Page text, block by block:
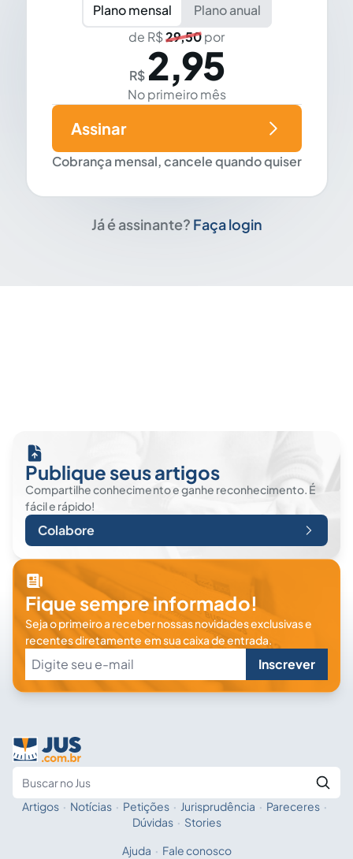
Plano mensal
Plano anual
de R$29,50por
R$ 2,95
No primeiro mês
Cobrança mensal, cancele quando quiser
Assinar
Já é assinante? Faça login
Publique seus artigos
Compartilhe conhecimento e ganhe reconhecimento. É
fácil e rápido!
Colabore
Fique sempre informado!
Seja o primeiro a receber nossas novidades exclusivas e
recentes diretamente em sua caixa de entrada.
Inscrever
Fale com a IA
Artigos · Notícias · Petições · Jurisprudência · Pareceres ·
Dúvidas · Stories
Ajuda · Fale conosco